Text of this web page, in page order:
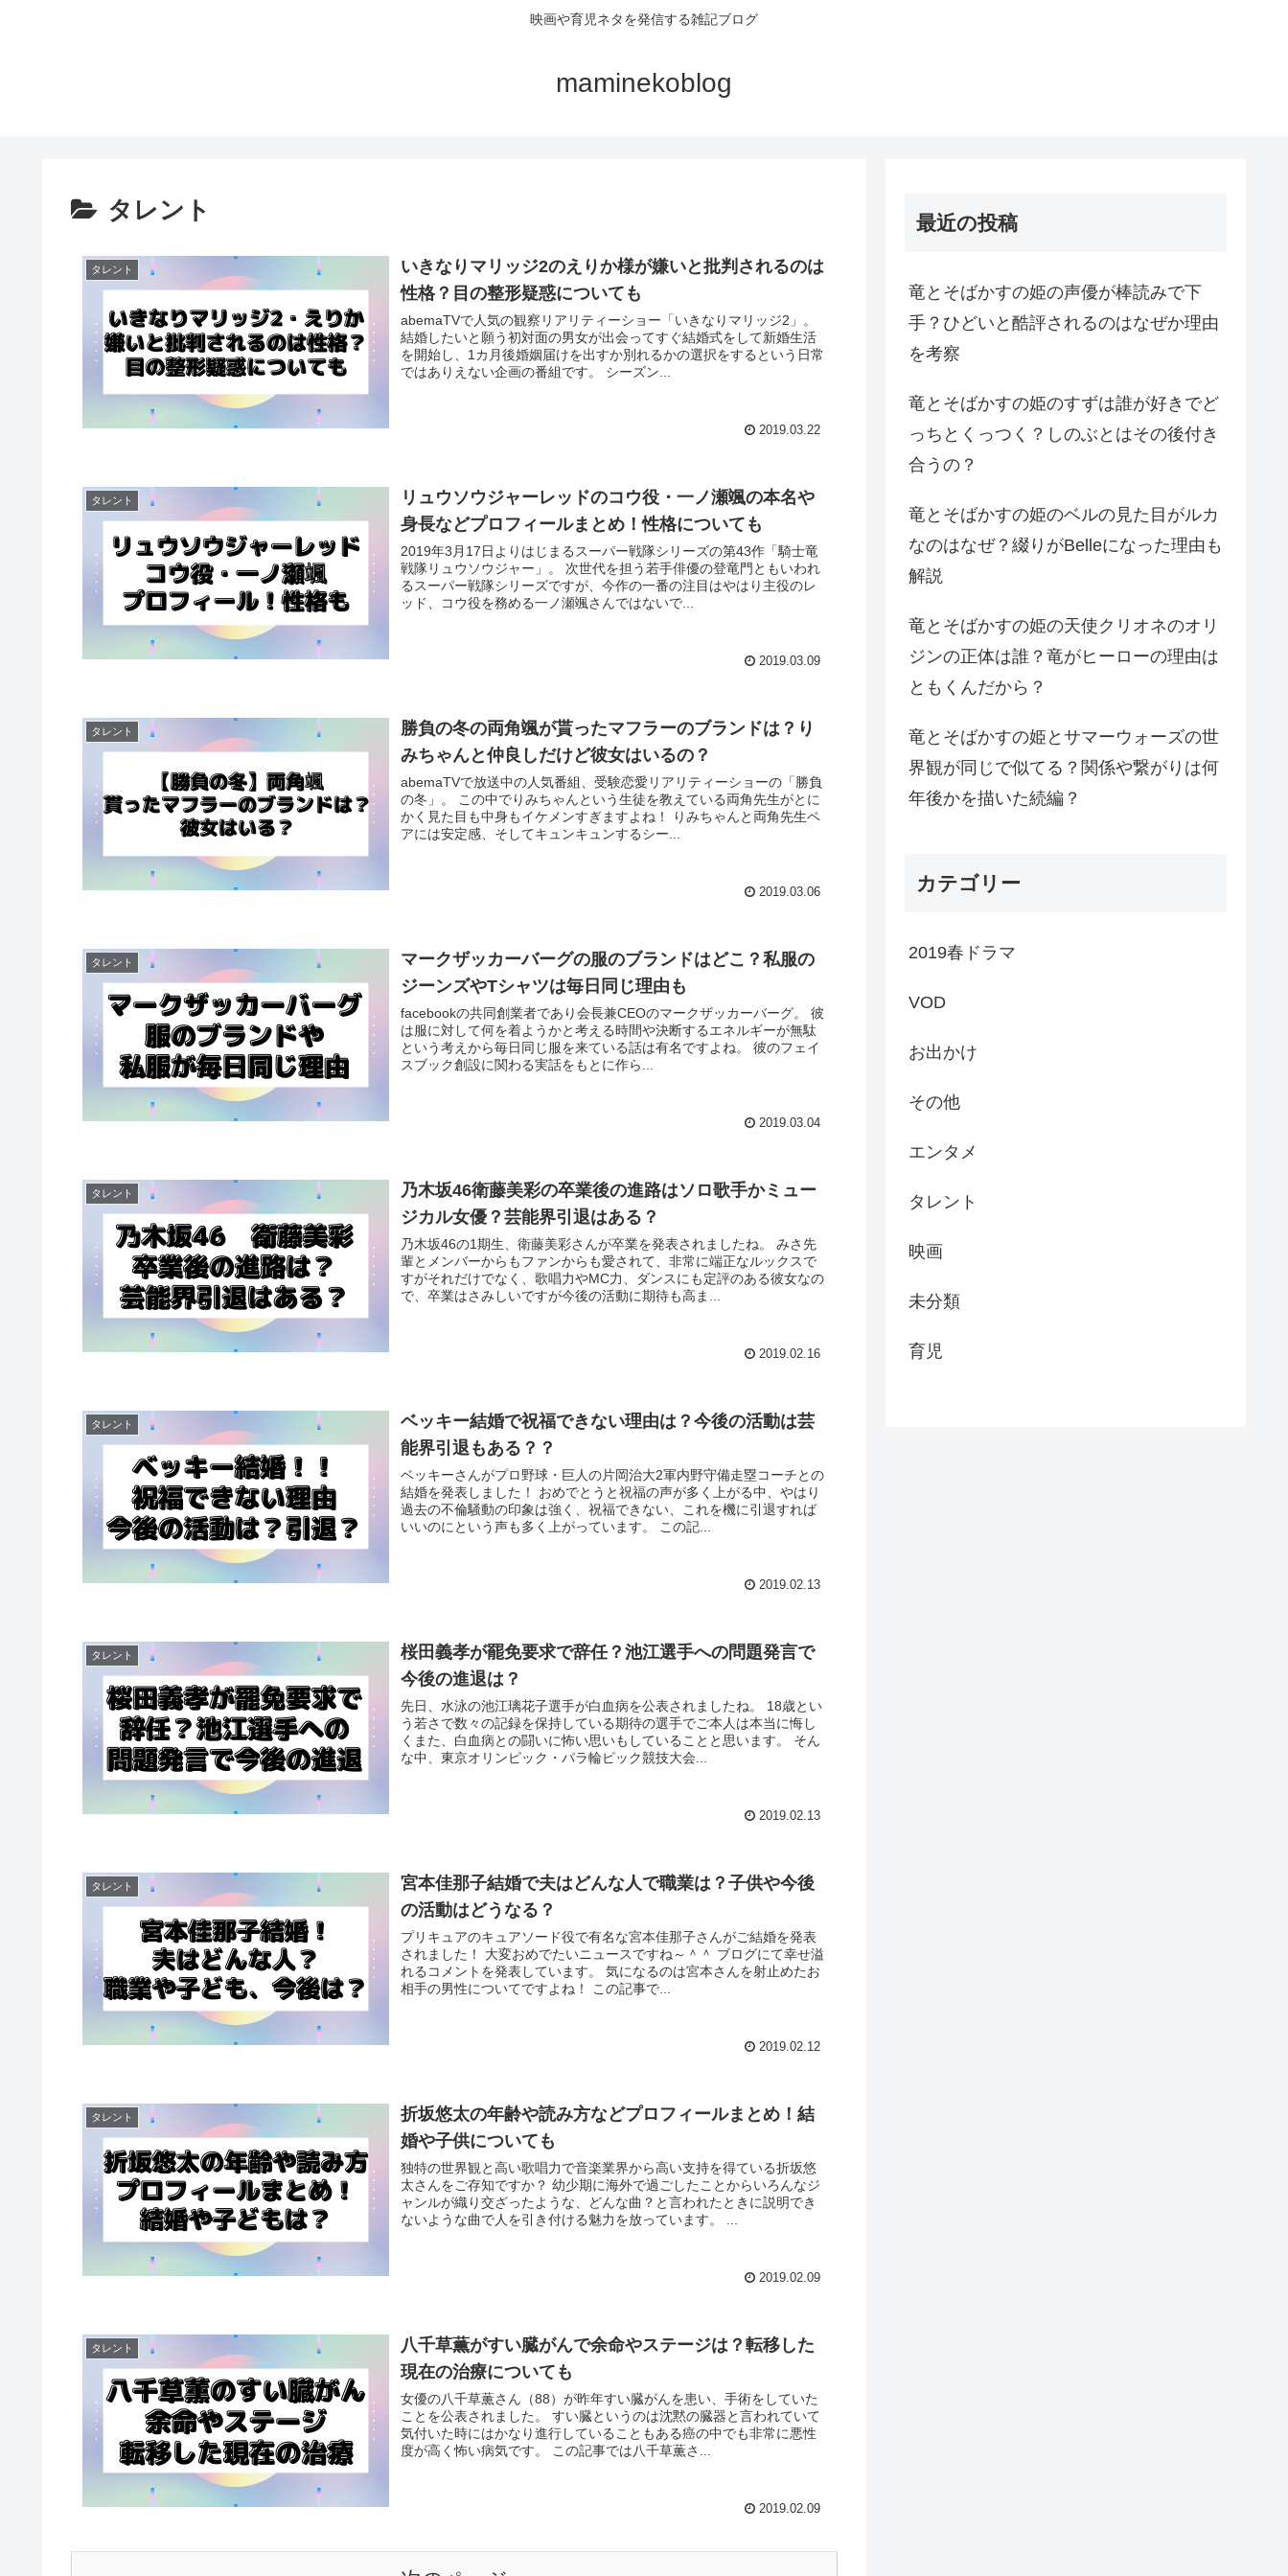
映画や育児ネタを発信する雑記ブログ
maminekoblog
タレント
タレント
いきなりマリッジ2のえりか様が嫌いと批判されるのは
性格？目の整形疑惑についても
abemaTVで人気の観察リアリティーショー「いきなりマリッジ2」。
結婚したいと願う初対面の男女が出会ってすぐ結婚式をして新婚生活
を開始し、1カ月後婚姻届けを出すか別れるかの選択をするという日常
ではありえない企画の番組です。 シーズン...
2019.03.22
タレント
リュウソウジャーレッドのコウ役・一ノ瀬颯の本名や
身長などプロフィールまとめ！性格についても
2019年3月17日よりはじまるスーパー戦隊シリーズの第43作「騎士竜
戦隊リュウソウジャー」。 次世代を担う若手俳優の登竜門ともいわれ
るスーパー戦隊シリーズですが、今作の一番の注目はやはり主役のレ
ッド、コウ役を務める一ノ瀬颯さんではないで...
2019.03.09
タレント
勝負の冬の両角颯が貰ったマフラーのブランドは？り
みちゃんと仲良しだけど彼女はいるの？
abemaTVで放送中の人気番組、受験恋愛リアリティーショーの「勝負
の冬」。 この中でりみちゃんという生徒を教えている両角先生がとに
かく見た目も中身もイケメンすぎますよね！ りみちゃんと両角先生ペ
アには安定感、そしてキュンキュンするシー...
2019.03.06
タレント
マークザッカーバーグの服のブランドはどこ？私服の
ジーンズやTシャツは毎日同じ理由も
facebookの共同創業者であり会長兼CEOのマークザッカーバーグ。 彼
は服に対して何を着ようかと考える時間や決断するエネルギーが無駄
という考えから毎日同じ服を来ている話は有名ですよね。 彼のフェイ
スブック創設に関わる実話をもとに作ら...
2019.03.04
タレント
乃木坂46衛藤美彩の卒業後の進路はソロ歌手かミュー
ジカル女優？芸能界引退はある？
乃木坂46の1期生、衛藤美彩さんが卒業を発表されましたね。 みさ先
輩とメンバーからもファンからも愛されて、非常に端正なルックスで
すがそれだけでなく、歌唱力やMC力、ダンスにも定評のある彼女なの
で、卒業はさみしいですが今後の活動に期待も高ま...
2019.02.16
タレント
ベッキー結婚で祝福できない理由は？今後の活動は芸
能界引退もある？？
ベッキーさんがプロ野球・巨人の片岡治大2軍内野守備走塁コーチとの
結婚を発表しました！ おめでとうと祝福の声が多く上がる中、やはり
過去の不倫騒動の印象は強く、祝福できない、これを機に引退すれば
いいのにという声も多く上がっています。 この記...
2019.02.13
タレント
桜田義孝が罷免要求で辞任？池江選手への問題発言で
今後の進退は？
先日、水泳の池江璃花子選手が白血病を公表されましたね。 18歳とい
う若さで数々の記録を保持している期待の選手でご本人は本当に悔し
くまた、白血病との闘いに怖い思いもしていることと思います。 そん
な中、東京オリンピック・パラ輪ピック競技大会...
2019.02.13
タレント
宮本佳那子結婚で夫はどんな人で職業は？子供や今後
の活動はどうなる？
プリキュアのキュアソード役で有名な宮本佳那子さんがご結婚を発表
されました！ 大変おめでたいニュースですね～＾＾ ブログにて幸せ溢
れるコメントを発表しています。 気になるのは宮本さんを射止めたお
相手の男性についてですよね！ この記事で...
2019.02.12
タレント
折坂悠太の年齢や読み方などプロフィールまとめ！結
婚や子供についても
独特の世界観と高い歌唱力で音楽業界から高い支持を得ている折坂悠
太さんをご存知ですか？ 幼少期に海外で過ごしたことからいろんなジ
ャンルが織り交ざったような、どんな曲？と言われたときに説明でき
ないような曲で人を引き付ける魅力を放っています。 ...
2019.02.09
タレント
八千草薫がすい臓がんで余命やステージは？転移した
現在の治療についても
女優の八千草薫さん（88）が昨年すい臓がんを患い、手術をしていた
ことを公表されました。 すい臓というのは沈黙の臓器と言われていて
気付いた時にはかなり進行していることもある癌の中でも非常に悪性
度が高く怖い病気です。 この記事では八千草薫さ...
2019.02.09
最近の投稿
竜とそばかすの姫の声優が棒読みで下
手？ひどいと酷評されるのはなぜか理由
を考察
竜とそばかすの姫のすずは誰が好きでど
っちとくっつく？しのぶとはその後付き
合うの？
竜とそばかすの姫のベルの見た目がルカ
なのはなぜ？綴りがBelleになった理由も
解説
竜とそばかすの姫の天使クリオネのオリ
ジンの正体は誰？竜がヒーローの理由は
ともくんだから？
竜とそばかすの姫とサマーウォーズの世
界観が同じで似てる？関係や繋がりは何
年後かを描いた続編？
カテゴリー
2019春ドラマ
VOD
お出かけ
その他
エンタメ
タレント
映画
未分類
育児